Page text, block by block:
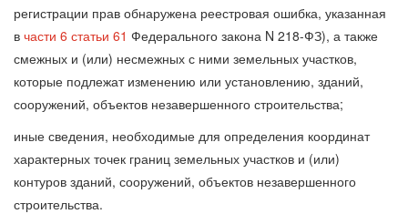
регистрации прав обнаружена реестровая ошибка, указанная
в части 6 статьи 61 Федерального закона N 218-ФЗ), а также
смежных и (или) несмежных с ними земельных участков,
которые подлежат изменению или установлению, зданий,
сооружений, объектов незавершенного строительства;
иные сведения, необходимые для определения координат
характерных точек границ земельных участков и (или)
контуров зданий, сооружений, объектов незавершенного
строительства.